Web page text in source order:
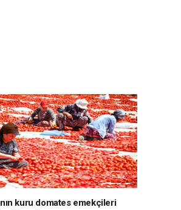
kuru domates emekçileri